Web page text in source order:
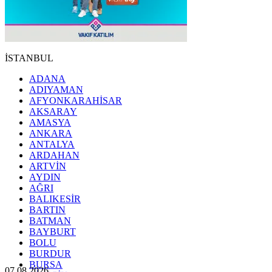
İSTANBUL
ADANA
ADIYAMAN
AFYONKARAHİSAR
AKSARAY
AMASYA
ANKARA
ANTALYA
ARDAHAN
ARTVİN
AYDIN
AĞRI
BALIKESİR
BARTIN
BATMAN
BAYBURT
BOLU
BURDUR
BURSA